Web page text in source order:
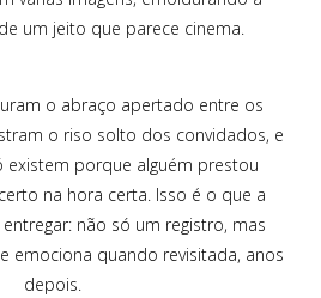
um jeito que parece cinema.
o abraço apertado entre os
o riso solto dos convidados, e
existem porque alguém prestou
na hora certa. Isso é o que a
não só um registro, mas
emociona quando revisitada, anos
depois.